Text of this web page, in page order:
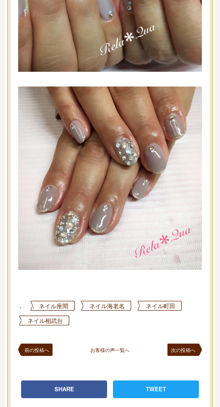
ネイル座間 ネイル海老名
ネイル町田
ネイル相武台
前の投稿へ お客様の声一覧へ 次の投稿へ
SHARE TWEET